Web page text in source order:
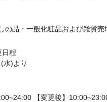
の品・一般化粧品および雑貨売
日程
水)より
【変更後】